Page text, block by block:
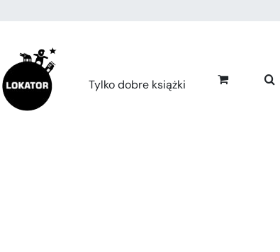
Tylko dobre książki